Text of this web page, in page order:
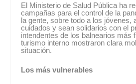
El Ministerio de Salud Pública ha
campañas para el control de la
la gente, sobre todo a los jóvenes,
cuidados y sean solidarios con el
intendentes de los balnearios más
turismo interno mostraron clara
situación.
Los más vulnerables